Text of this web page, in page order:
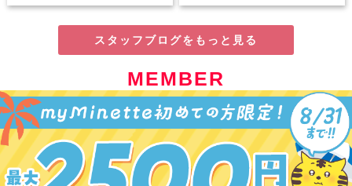
スタッフブログをもっと見る
MEMBER